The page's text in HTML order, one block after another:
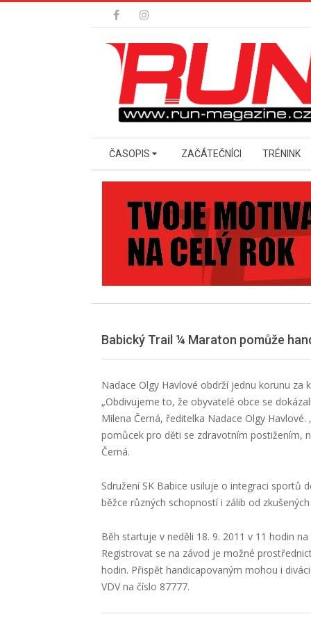
Secondary
Menu
ČASOPIS ZAČÁTEČNÍCI TRÉNINK
Babický Trail ¼ Maraton pomůže
Nadace Olgy Havlové obdrží jednu korunu
„Obdivujeme to, že obyvatelé obce se
Milena Černá, ředitelka Nadace Olgy
pomůcek pro děti se zdravotním postižením,
Černá.
Sdružení SK Babice usiluje o integraci
běžce různých schopností i zálib od
Běh startuje v neděli 18. 9. 2011 v 11 hodin
Registrovat se na závod je možné
hodin. Přispět handicapovaným mohou i
VDV na číslo 87777.